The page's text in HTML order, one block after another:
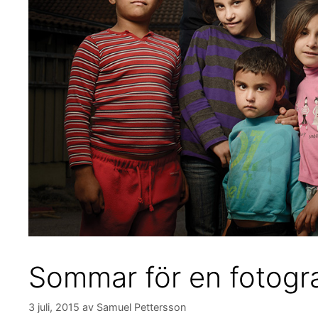
Sommar för en
3 juli, 2015 av Samuel Pettersson